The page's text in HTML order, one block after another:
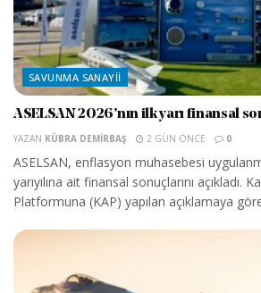
SAVUNMA SANAYII
ASELSAN 2026’nın ilk yarı finansal
YAZAN KÜBRA DEMIRBAŞ 2 GÜN ÖNCE 0
ASELSAN, enflasyon muhasebesi
yarıyılına ait finansal sonuçlarını açıkladı.
Platformuna (KAP) yapılan açıklamaya